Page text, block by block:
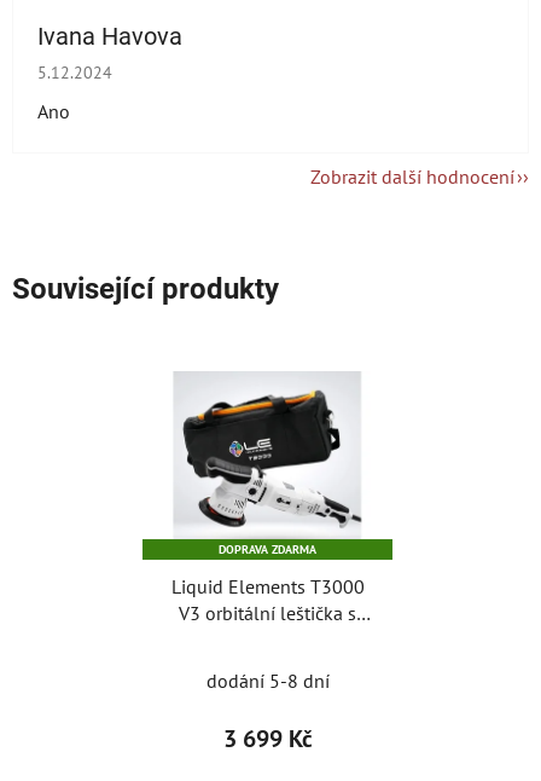
Ivana Havova
Hodnocení obchodu je 5 z 5 hvězdiček.
5.12.2024
Ano
Zobrazit další hodnocení
Související produkty
DOPRAVA ZDARMA
Liquid Elements T3000
V3 orbitální leštička s
hodnocení
produktu
dodání 5-8 dní
3 699 Kč